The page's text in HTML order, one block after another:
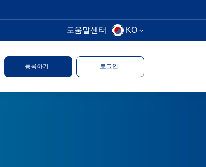
도움말센터 KO
등록하기 로그인